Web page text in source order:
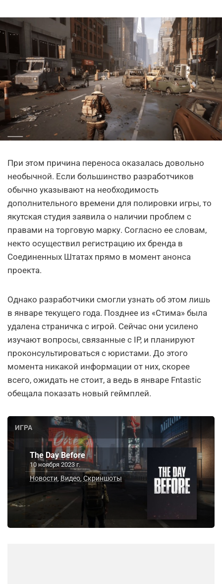
При этом причина переноса оказалась довольно
необычной. Если большинство разработчиков
обычно указывают на необходимость
дополнительного времени для полировки игры, то
якутская студия заявила о наличии проблем с
правами на торговую марку. Согласно ее словам,
некто осуществил регистрацию их бренда в
Соединенных Штатах прямо в момент анонса
проекта.
Однако разработчики смогли узнать об этом лишь
в январе текущего года. Позднее из «Стима» была
удалена страничка с игрой. Сейчас они усилено
изучают вопросы, связанные с IP, и планируют
проконсультироваться с юристами. До этого
момента никакой информации от них, скорее
всего, ожидать не стоит, а ведь в январе Fntastic
обещала показать новый геймплей.
ИГРА
The Day Before
10 ноября 2023 г.
Новости Видео,Скриншоты